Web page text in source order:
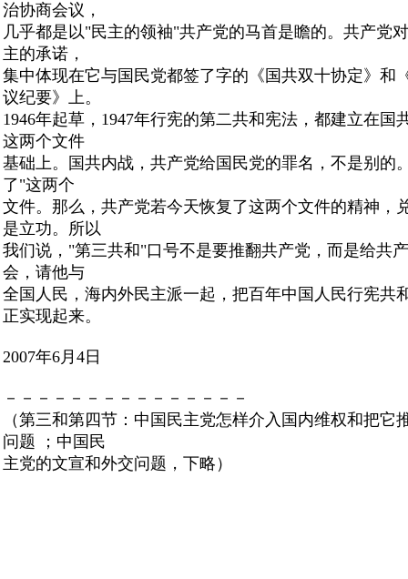
治协商会议，
几乎都是以"民主的领袖"共产党的马首是瞻的。共产党
主的承诺，
集中体现在它与国民党都签了字的《国共双十协定》和
议纪要》上。
1946年起草，1947年行宪的第二共和宪法，都建立在国
这两个文件
基础上。国共内战，共产党给国民党的罪名，不是别的
了"这两个
文件。那么，共产党若今天恢复了这两个文件的精神，
是立功。所以
我们说，"第三共和"口号不是要推翻共产党，而是给共
会，请他与
全国人民，海内外民主派一起，把百年中国人民行宪共
正实现起来。
2007年6月4日
－－－－－－－－－－－－－－－
（第三和第四节：中国民主党怎样介入国内维权和把它
问题 ；中国民
主党的文宣和外交问题，下略）